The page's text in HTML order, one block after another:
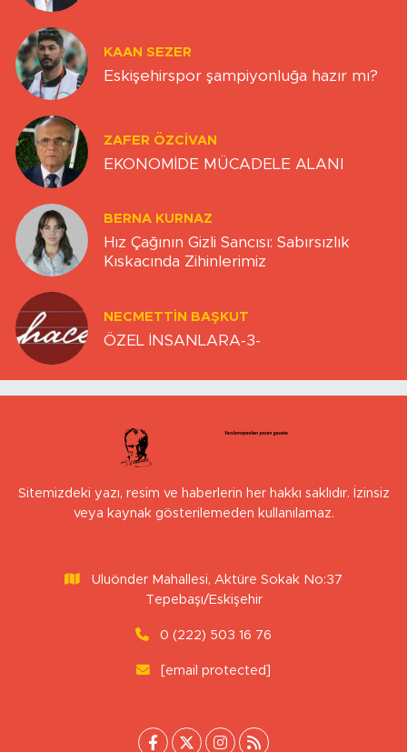
KAAN SEZER
Eskişehirspor şampiyonluğa hazır mı?
ZAFER ÖZCIVAN
EKONOMİDE MÜCADELE ALANI
BERNA KURNAZ
Hız Çağının Gizli Sancısı: Sabırsızlık
Kıskacında Zihinlerimiz
NECMETTIN BAŞKUT
ÖZEL İNSANLARA-3-
Sitemizdeki yazı, resim ve haberlerin her hakkı saklıdır. İzinsiz
veya kaynak gösterilemeden kullanılamaz.
Uluönder Mahallesi, Aktüre Sokak No:37
Tepebaşı/Eskişehir
0 (222) 503 16 76
[email protected]